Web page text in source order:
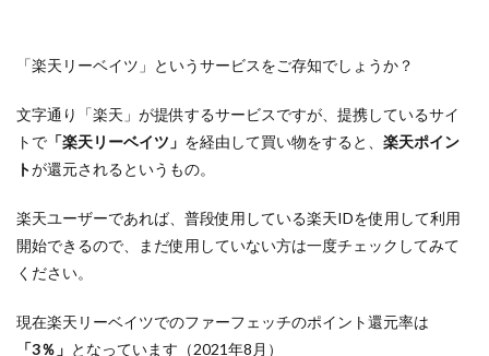
「楽天リーベイツ」というサービスをご存知でしょうか？
文字通り「楽天」が提供するサービスですが、提携しているサイ
トで 「楽天リーベイツ」 を経由して買い物をすると、 楽天ポイン
トが還元されるというもの。
楽天ユーザーであれば、普段使用している楽天IDを使用して利用
開始できるので、まだ使用していない方は一度チェックしてみて
ください。
現在楽天リーベイツでのファーフェッチのポイント還元率は
「3％」 となっています（2021年8月）